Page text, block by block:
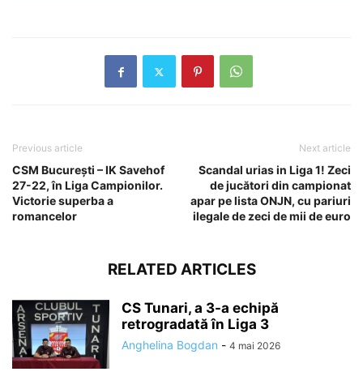
Previous article
CSM București – IK Savehof
27-22, în Liga Campionilor.
Victorie superba a
romancelor
Next article
Scandal urias in Liga 1! Zeci
de jucători din campionat
apar pe lista ONJN, cu pariuri
ilegale de zeci de mii de euro
RELATED ARTICLES
CS Tunari, a 3-a echipă
retrogradată în Liga 3
Anghelina Bogdan - 4 mai 2026